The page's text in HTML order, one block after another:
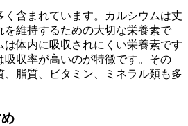
含まれています。カルシウムは丈
を維持するための大切な栄養素で
体内に吸収されにくい栄養素です
吸収率が高いのが特徴です。その
脂質、ビタミン、ミネラル類も多